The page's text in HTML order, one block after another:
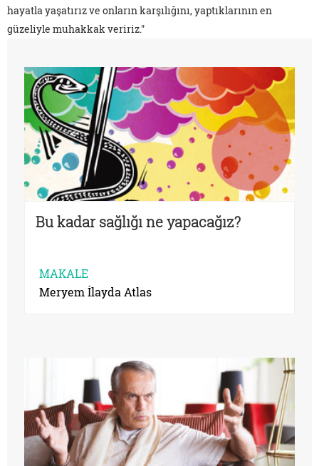
hayatla yaşatırız ve onların karşılığını, yaptıklarının en
güzeliyle muhakkak veririz."
Bu kadar sağlığı ne yapacağız?
MAKALE
Meryem İlayda Atlas